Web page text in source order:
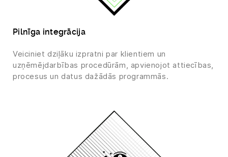
Pilnīga integrācija
Veiciniet dziļāku izpratni par klientiem un
uzņēmējdarbības procedūrām, apvienojot attiecības,
procesus un datus dažādās programmās.